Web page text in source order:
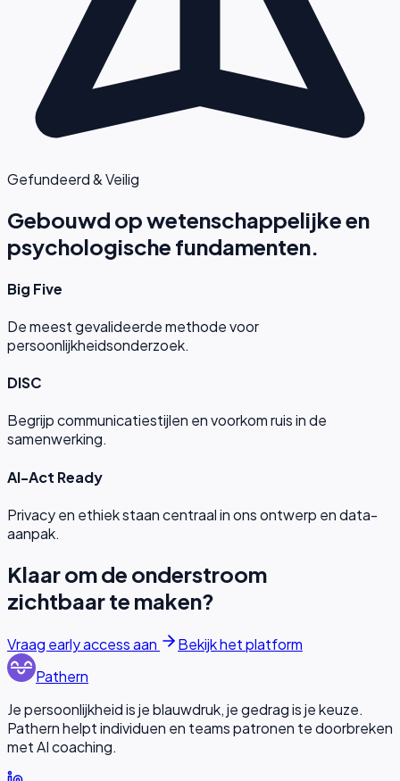
Gefundeerd & Veilig
Gebouwd opwetenschappelijke en
psychologische fundamenten.
Big Five
De meest gevalideerde methode voor
persoonlijkheidsonderzoek.
DISC
Begrijp communicatiestijlen en voorkom ruis in de
samenwerking.
AI-Act Ready
Privacy en ethiek staan centraal in ons ontwerp en data-
aanpak.
Klaar om de onderstroom
zichtbaar te maken?
Vraag early access aan
Bekijk het platform
Pathern
Je persoonlijkheid is je blauwdruk, je gedrag is je keuze.
Pathern helpt individuen en teams patronen te doorbreken
met AI coaching.